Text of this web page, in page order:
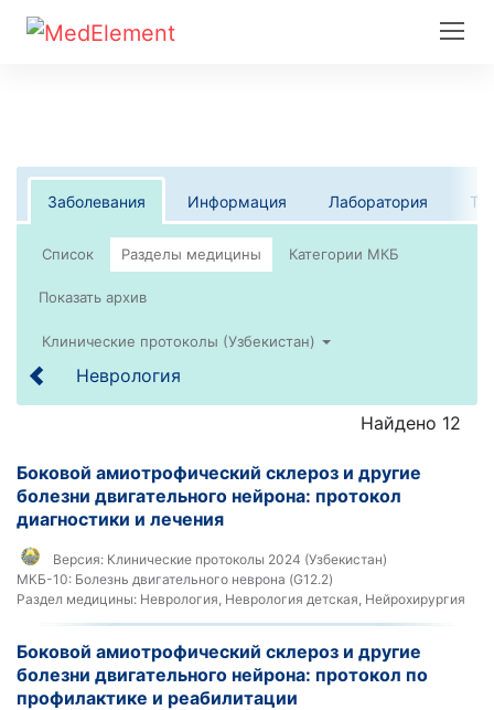
Заболевания Информация Лаборатория
Список
Клинические протоколы (Узбекистан)
Неврология
Найдено 12
Боковой амиотрофический склероз и другие
болезни двигательного нейрона: протокол
диагностики и лечения
Версия: Клинические протоколы 2024 (Узбекистан)
МКБ-10: Болезнь двигательного неврона (G12.2)
Раздел медицины: Неврология, Неврология детская, Нейрохирургия
Боковой амиотрофический склероз и другие
болезни двигательного нейрона: протокол по
профилактике и реабилитации